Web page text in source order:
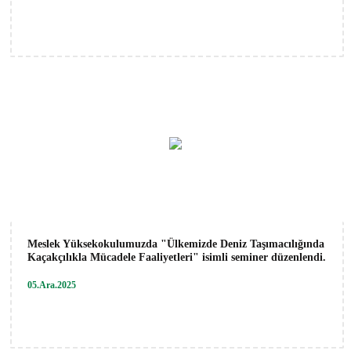
Meslek Yüksekokulumuzda "Ülkemizde Deniz Taşımacılığında
Kaçakçılıkla Mücadele Faaliyetleri" isimli seminer düzenlendi.
05.Ara.2025